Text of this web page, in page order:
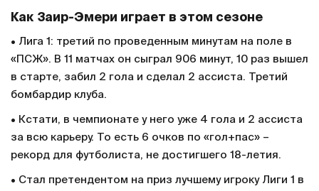
Как Заир-Эмери играет в этом сезоне
• Лига 1: третий по проведенным минутам на поле в
«ПСЖ». В 11 матчах он сыграл 906 минут, 10 раз вышел
в старте, забил 2 гола и сделал 2 ассиста. Третий
бомбардир клуба.
• Кстати, в чемпионате у него уже 4 гола и 2 ассиста
за всю карьеру. То есть 6 очков по «гол+пас» –
рекорд для футболиста, не достигшего 18-летия.
• Стал претендентом на приз лучшему игроку Лиги 1 в